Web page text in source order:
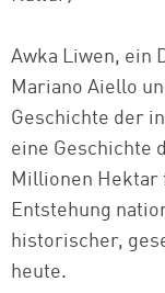
Awka Liwen, ein
Mariano Aiello
Geschichte der
eine Geschichte
Millionen Hektar
Entstehung
historischer,
heute.